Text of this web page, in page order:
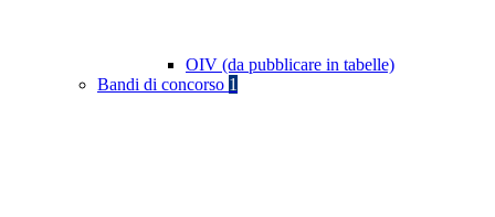
OIV (da pubblicare in tabelle)
Bandi di concorso 1